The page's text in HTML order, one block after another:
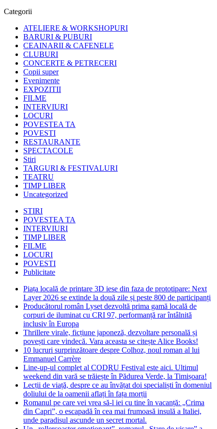
Categorii
ATELIERE & WORKSHOPURI
BARURI & PUBURI
CEAINARII & CAFENELE
CLUBURI
CONCERTE & PETRECERI
Copii super
Evenimente
EXPOZITII
FILME
INTERVIURI
LOCURI
POVESTEA TA
POVESTI
RESTAURANTE
SPECTACOLE
Stiri
TARGURI & FESTIVALURI
TEATRU
TIMP LIBER
Uncategorized
STIRI
POVESTEA TA
INTERVIURI
TIMP LIBER
FILME
LOCURI
POVESTI
Publicitate
Piața locală de printare 3D iese din faza de prototipare: Next
Layer 2026 se extinde la două zile și peste 800 de participanți
Producătorul român Lyset dezvoltă prima gamă locală de
corpuri de iluminat cu CRI 97, performanță rar întâlnită
inclusiv în Europa
Thrillere virale, ficțiune japoneză, dezvoltare personală și
povești care vindecă. Vara aceasta se citește Alice Books!
10 lucruri surprinzătoare despre Colhoz, noul roman al lui
Emmanuel Carrère
Line-up-ul complet al CODRU Festival este aici. Ultimul
weekend din vară se trăiește în Pădurea Verde, la Timișoara!
Lecții de viață, despre ce au învățat doi specialiști în domeniul
doliului de la oamenii aflați în fața morții
Romanul pe care vei vrea să-l iei cu tine în vacanță: „Crima
din Capri”, o escapadă în cea mai frumoasă insulă a Italiei,
unde paradisul ascunde un secret mortal.